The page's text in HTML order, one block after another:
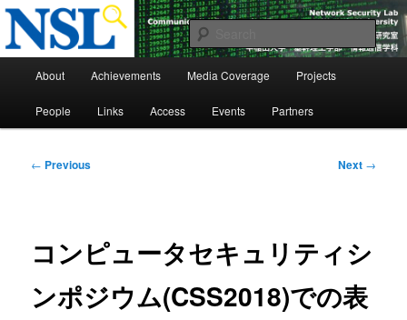
Skip
primary
Network Security Laboratory
About Achievements Media Coverage Projects
People Links Access Events Partners
Post
← Previous Next →
コンピュータセキュリティシ
ンポジウム(CSS2018)での表